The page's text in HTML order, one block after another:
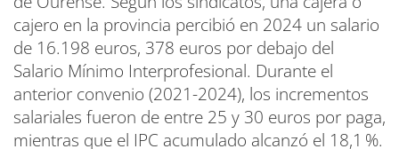
cajero en la provincia percibió en 2024 un salario
de 16.198 euros, 378 euros por debajo del
Salario Mínimo Interprofesional. Durante el
anterior convenio (2021-2024), los incrementos
salariales fueron de entre 25 y 30 euros por paga,
mientras que el IPC acumulado alcanzó el 18,1 %.